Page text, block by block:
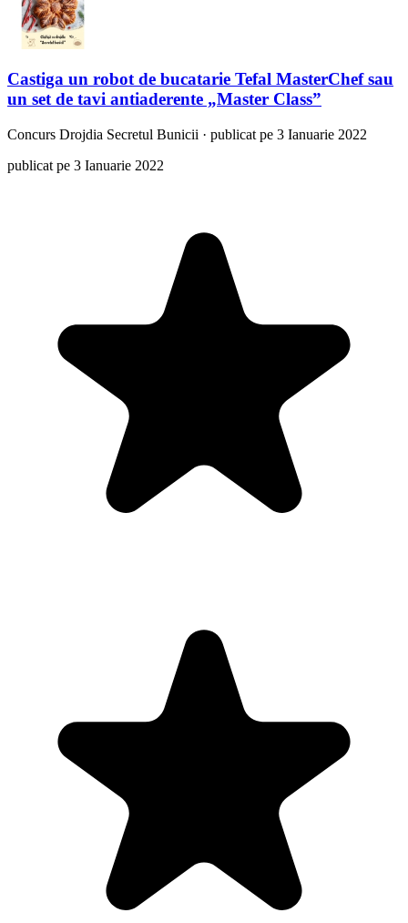
Castiga un robot de bucatarie Tefal MasterChef sau
un set de tavi antiaderente „Master Class”
Concurs Drojdia Secretul Bunicii · publicat pe 3 Ianuarie 2022
publicat pe 3 Ianuarie 2022